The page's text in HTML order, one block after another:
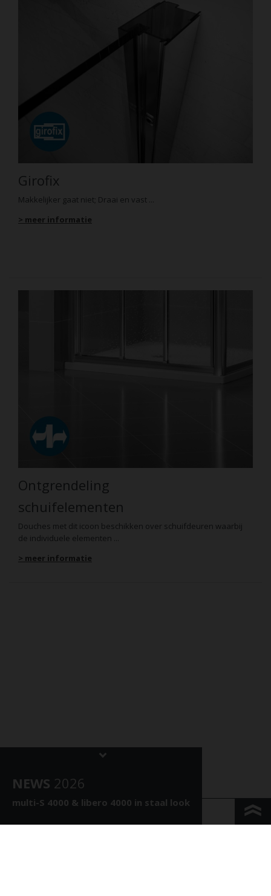
Girofix
Makkelijker gaat niet; Draai en vast ...
> meer informatie
Ontgrendeling
schuifelementen
Douches met dit icoon beschikken over schuifdeuren waarbij
de individuele elementen ...
> meer informatie
NEWS 2026
multi-S 4000 & libero 4000 in staal look